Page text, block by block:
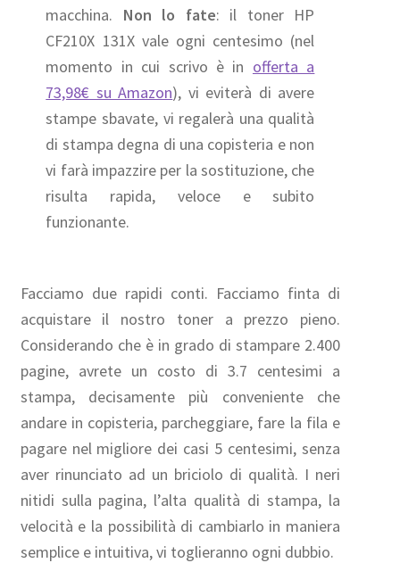
macchina. Non lo fate: il toner HP
CF210X 131X vale ogni centesimo (nel
momento in cui scrivo è in offerta a
73,98€ su Amazon), vi eviterà di avere
stampe sbavate, vi regalerà una qualità
di stampa degna di una copisteria e non
vi farà impazzire per la sostituzione, che
risulta rapida, veloce e subito
funzionante.
Facciamo due rapidi conti. Facciamo finta di
acquistare il nostro toner a prezzo pieno.
Considerando che è in grado di stampare 2.400
pagine, avrete un costo di 3.7 centesimi a
stampa, decisamente più conveniente che
andare in copisteria, parcheggiare, fare la fila e
pagare nel migliore dei casi 5 centesimi, senza
aver rinunciato ad un briciolo di qualità. I neri
nitidi sulla pagina, l’alta qualità di stampa, la
velocità e la possibilità di cambiarlo in maniera
semplice e intuitiva, vi toglieranno ogni dubbio.